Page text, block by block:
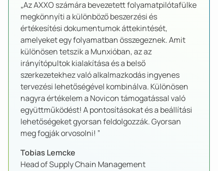
„Az AXXO számára bevezetett folyamatpilótafülke
megkönnyíti a különböző beszerzési és
értékesítési dokumentumok áttekintését,
amelyeket egy folyamatban összegeznek. Amit
különösen tetszik a Munxióban, az az
irányítópultok kialakítása és a belső
szerkezetekhez való alkalmazkodás ingyenes
tervezési lehetőségével kombinálva. Különösen
nagyra értékelem a Novicon támogatással való
együttműködést! A pontosításokat és a beállítási
lehetőségeket gyorsan feldolgozzák. Gyorsan
meg fogják orvosolni! ”
Tobias Lemcke
Head of Supply Chain Management